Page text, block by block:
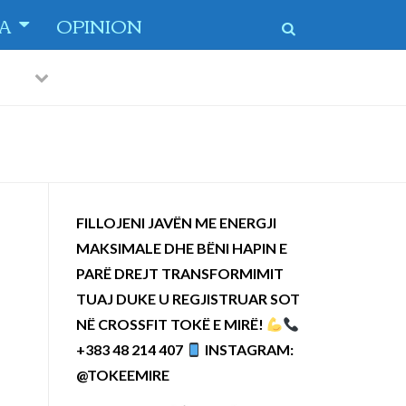
OPINION
PreviousNext
FILLOJENI JAVËN ME ENERGJI
MAKSIMALE DHE BËNI HAPIN E
PARË DREJT TRANSFORMIMIT
TUAJ DUKE U REGJISTRUAR SOT
NË CROSSFIT TOKË E MIRË!
+383 48 214 407
INSTAGRAM:
@TOKEEMIRE